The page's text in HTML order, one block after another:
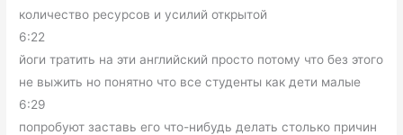
количество ресурсов и усилий открытой
6:22
йоги тратить на эти английский просто потому что без этого
не выжить но понятно что все студенты как дети малые
6:29
попробуют заставь его что-нибудь делать столько причин